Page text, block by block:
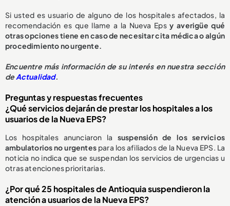
Si usted es usuario de alguno de los hospitales afectados, la
recomendación es que llame a la Nueva Epsy averigüe qué
otras opciones tiene en caso de necesitar cita médica o algún
procedimiento no urgente.
Encuentre más información de su interés en nuestra sección
deActualidad.
Preguntas y respuestas frecuentes
¿Qué servicios dejarán de prestar los hospitales a los
usuarios de la Nueva EPS?
Los hospitales anunciaron la suspensión de los servicios
ambulatorios no urgentes para los afiliados de la Nueva EPS. La
noticia no indica que se suspendan los servicios de urgencias u
otras atenciones prioritarias.
¿Por qué 25 hospitales de Antioquia suspendieron la
atención a usuarios de la Nueva EPS?